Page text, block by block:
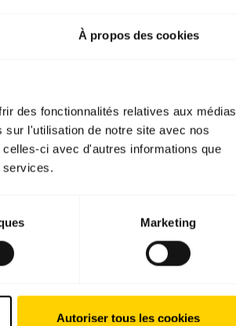
À propos des cookies
des fonctionnalités relatives aux médias
l'utilisation de notre site avec nos
ci avec d'autres informations que
services.
Marketing
Autoriser tous les cookies
Support pour votre produit